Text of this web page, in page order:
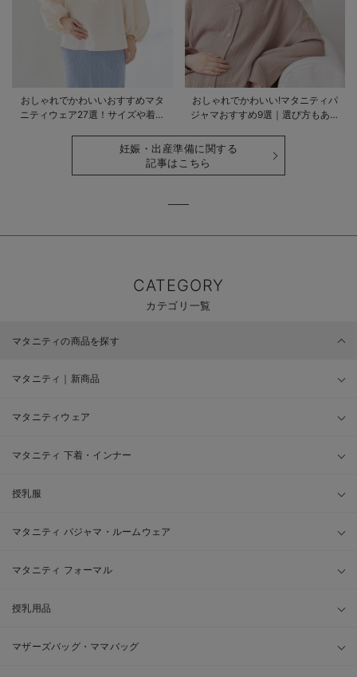
おしゃれでかわいいおすすめマタ
ニティウェア27選！サイズや着る
おしゃれでかわいい!マタニティパ
ジャマおすすめ9選｜選び方もあわ
妊娠・出産準備に関する
記事はこちら
CATEGORY
カテゴリ一覧
マタニティの商品を探す
マタニティ｜新商品
マタニティウェア
マタニティ 下着・インナー
授乳服
マタニティ パジャマ・ルームウェア
マタニティ フォーマル
授乳用品
マザーズバッグ・ママバッグ